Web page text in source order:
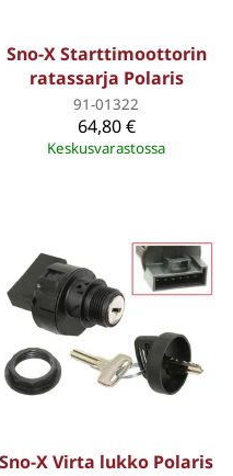
Sno-X Starttimoottorin
ratassarja Polaris
91-01322
64,80 €
Keskusvarastossa
Sno-X Virta lukko Polaris